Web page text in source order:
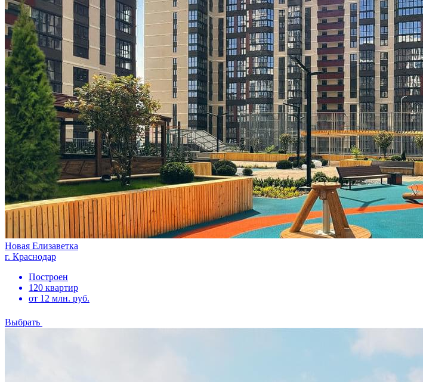
Новая Елизаветка
г. Краснодар
Построен
120 квартир
от 12 млн. руб.
Выбрать